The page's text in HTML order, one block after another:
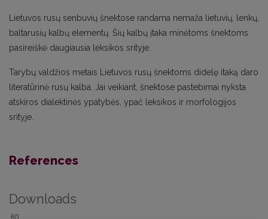
Lietuvos rusų senbuvių šnektose randama nemaža lietuvių, lenkų,
baltarusių kalbų elementų. Šių kalbų įtaka minėtoms šnektoms
pasireiškė daugiausia leksikos srityje.
Tarybų valdžios metais Lietuvos rusų šnektoms didelę itaką daro
literatūrinė rusų kalba. Jai veikiant, šnektose pastebimai nyksta
atskiros dialektinės ypatybės, ypač leksikos ir morfologijos
srityje.
References
Downloads